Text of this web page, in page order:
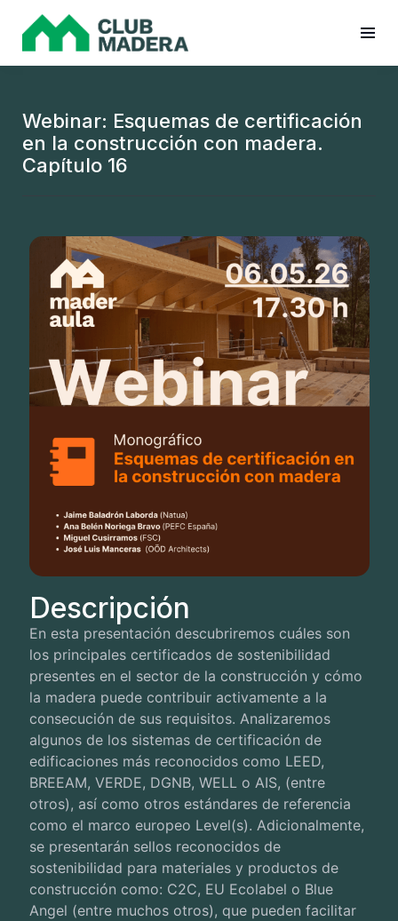
Webinar: Esquemas de certificación
en la construcción con madera.
Capítulo 16
Descripción
En esta presentación descubriremos cuáles son
los principales certificados de sostenibilidad
presentes en el sector de la construcción y cómo
la madera puede contribuir activamente a la
consecución de sus requisitos. Analizaremos
algunos de los sistemas de certificación de
edificaciones más reconocidos como LEED,
BREEAM, VERDE, DGNB, WELL o AIS, (entre
otros), así como otros estándares de referencia
como el marco europeo Level(s). Adicionalmente,
se presentarán sellos reconocidos de
sostenibilidad para materiales y productos de
construcción como: C2C, EU Ecolabel o Blue
Angel (entre muchos otros), que pueden facilitar